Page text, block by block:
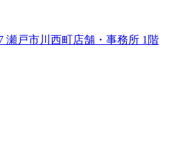
瀬戸市川西町店舗・事務所 1階